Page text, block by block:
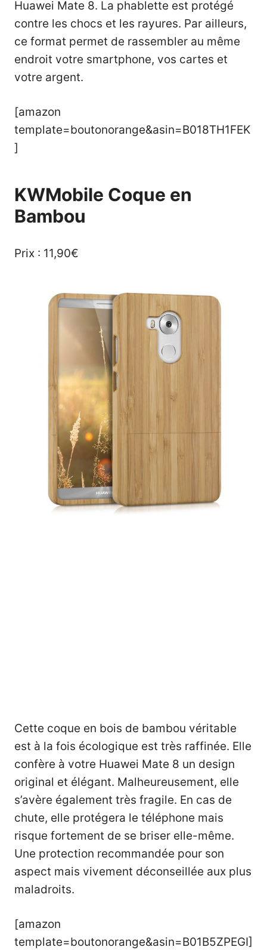
Huawei Mate 8. La phablette est protégé
contre les chocs et les rayures. Par ailleurs,
ce format permet de rassembler au même
endroit votre smartphone, vos cartes et
votre argent.
[amazon
template=boutonorange&asin=B018TH1FEK
]
KWMobile Coque en
Bambou
Prix : 11,90€
Cette coque en bois de bambou véritable
est à la fois écologique est très raffinée. Elle
confère à votre Huawei Mate 8 un design
original et élégant. Malheureusement, elle
s’avère également très fragile. En cas de
chute, elle protégera le téléphone mais
risque fortement de se briser elle-même.
Une protection recommandée pour son
aspect mais vivement déconseillée aux plus
maladroits.
[amazon
template=boutonorange&asin=B01B5ZPEGI]